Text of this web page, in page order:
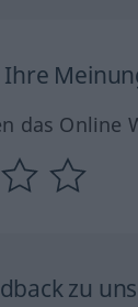
Ihre
das Online
zu